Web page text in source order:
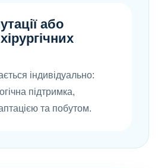
або
індивідуально:
підтримка,
та побутом.